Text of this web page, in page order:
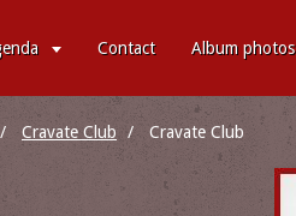
Contact Album photos
Cravate Club Cravate Club